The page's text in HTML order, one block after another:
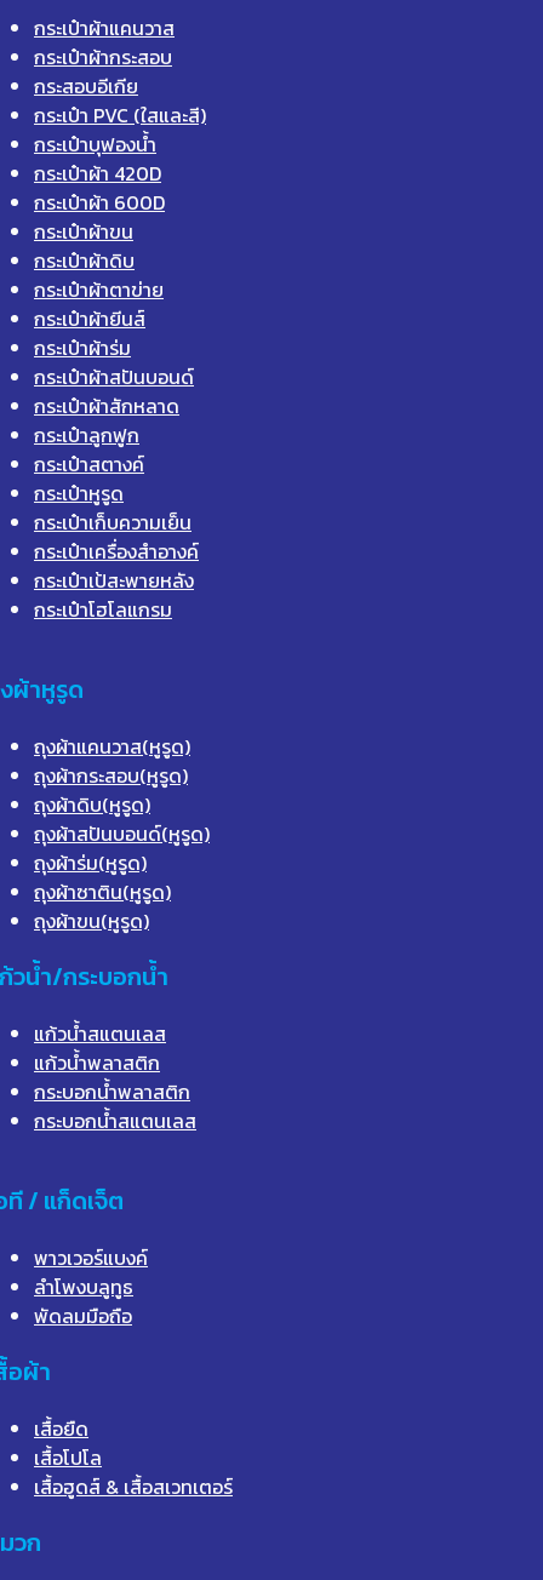
กระเป๋าผ้าแคนวาส
กระเป๋าผ้ากระสอบ
กระสอบอีเกีย
กระเป๋า PVC (ใสและสี)
กระเป๋าบุฟองน้ำ
กระเป๋าผ้า 420D
กระเป๋าผ้า 600D
กระเป๋าผ้าขน
กระเป๋าผ้าดิบ
กระเป๋าผ้าตาข่าย
กระเป๋าผ้ายีนส์
กระเป๋าผ้าร่ม
กระเป๋าผ้าสปันบอนด์
กระเป๋าผ้าสักหลาด
กระเป๋าลูกฟูก
กระเป๋าสตางค์
กระเป๋าหูรูด
กระเป๋าเก็บความเย็น
กระเป๋าเครื่องสำอางค์
กระเป๋าเป้สะพายหลัง
กระเป๋าโฮโลแกรม
ผ้าหูรูด
ถุงผ้าแคนวาส(หูรูด)
ถุงผ้ากระสอบ(หูรูด)
ถุงผ้าดิบ(หูรูด)
ถุงผ้าสปันบอนด์(หูรูด)
ถุงผ้าร่ม(หูรูด)
ถุงผ้าซาติน(หูรูด)
ถุงผ้าขน(หูรูด)
วน้ำ/กระบอกน้ำ
แก้วน้ำสแตนเลส
แก้วน้ำพลาสติก
กระบอกน้ำพลาสติก
กระบอกน้ำสแตนเลส
ที / แก็ดเจ็ต
พาวเวอร์แบงค์
ลำโพงบลูทูธ
พัดลมมือถือ
อผ้า
เสื้อยืด
เสื้อโปโล
เสื้อฮูดส์ & เสื้อสเวทเตอร์
วก